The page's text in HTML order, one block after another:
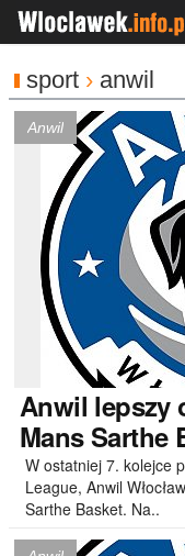
sport › anwil
Anwil
Anwil lepszy
Mans Sarthe
W ostatniej 7. kolejce
League, Anwil
Sarthe Basket. Na..